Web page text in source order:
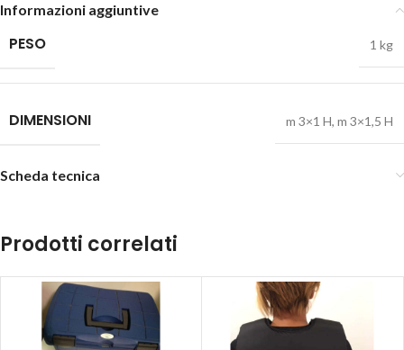
Informazioni aggiuntive
PESO 1 kg
DIMENSIONI m 3×1 H, m 3×1,5 H
Scheda tecnica
Prodotti correlati